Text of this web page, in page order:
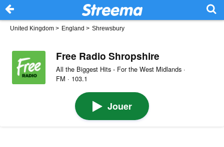
United Kingdom > England > Shrewsbury
Free Radio Shropshire
All the Biggest Hits - For the West Midlands ·
FM · 103.1
Jouer